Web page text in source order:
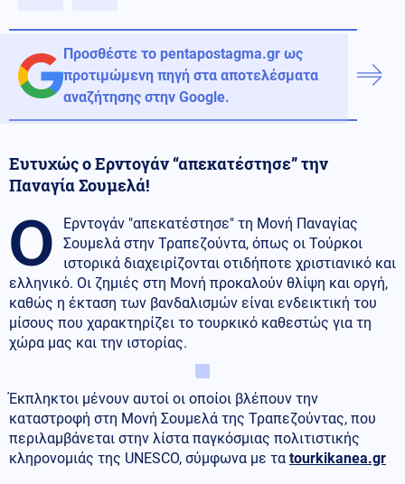
Προσθέστε το pentapostagma.gr ως
προτιμώμενη πηγή στα αποτελέσματα
αναζήτησης στην Google.
Ευτυχώς ο Ερντογάν “απεκατέστησε” την
Παναγία Σουμελά!
Ο
Ερντογάν "απεκατέστησε" τη Μονή Παναγίας
Σουμελά στην Τραπεζούντα, όπως οι Τούρκοι
ιστορικά διαχειρίζονται οτιδήποτε χριστιανικό και
ελληνικό. Οι ζημιές στη Μονή προκαλούν θλίψη και οργή,
καθώς η έκταση των βανδαλισμών είναι ενδεικτική του
μίσους που χαρακτηρίζει το τουρκικό καθεστώς για τη
χώρα μας και την ιστορίας.
Έκπληκτοι μένουν αυτοί οι οποίοι βλέπουν την
καταστροφή στη Μονή Σουμελά της Τραπεζούντας, που
περιλαμβάνεται στην λίστα παγκόσμιας πολιτιστικής
κληρονομιάς της UNESCO, σύμφωνα με τα tourkikanea.gr